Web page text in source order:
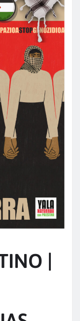
|